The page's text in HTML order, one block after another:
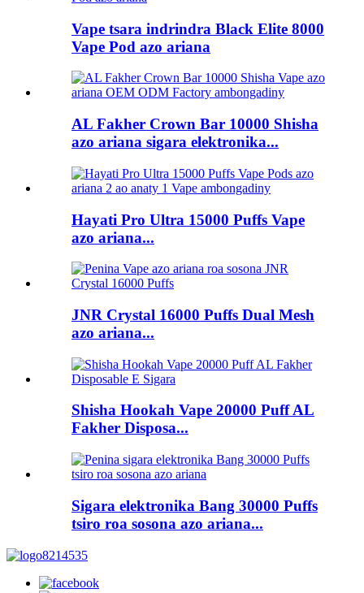
Vape tsara indrindra Black Elite 8000
Vape Pod azo ariana
AL Fakher Crown Bar 10000 Shisha
azo ariana sigara elektronika...
Hayati Pro Ultra 15000 Puffs Vape
azo ariana...
JNR Crystal 16000 Puffs Dual Mesh
azo ariana...
Shisha Hookah Vape 20000 Puff AL
Fakher Disposa...
Sigara elektronika Bang 30000 Puffs
tsiro roa sosona azo ariana...